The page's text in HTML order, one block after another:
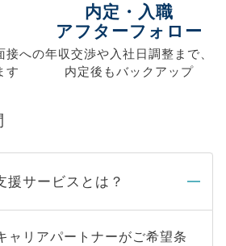
接への
す
内定・入職
アフターフォロー
年収交渉や入社日調整まで、
内定後もバックアップ
援サービスとは？
ャリアパートナーがご希望条